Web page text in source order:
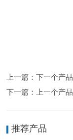
上一篇：下一个产品
下一篇：上一个产品
推荐产品